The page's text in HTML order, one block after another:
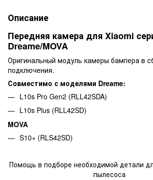
Описание
Передняя камера для Xiaomi
Dreame/MOVA
Оригинальный модуль камеры бампера в
подключения.
Совместимо с моделями Dreame:
L10s Pro Gen2 (RLL42SDA)
L10s Plus (RLL42SD)
MOVA
S10+ (RLS42SD)
Помощь в подборе необходимой детали
пылесоса